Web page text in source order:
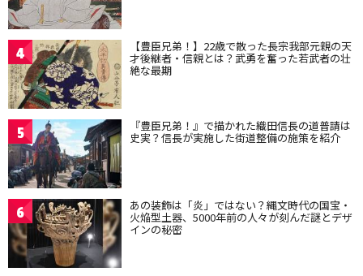
4 【豊臣兄弟！】22歳で散った長宗我部元親の天
才後継者・信親とは？武勇を奮った若武者の壮
絶な最期
5 『豊臣兄弟！』で描かれた織田信長の道普請は
史実？信長が実施した街道整備の施策を紹介
6 あの装飾は「炎」ではない？縄文時代の国宝・
火焔型土器、5000年前の人々が刻んだ謎とデザ
インの秘密